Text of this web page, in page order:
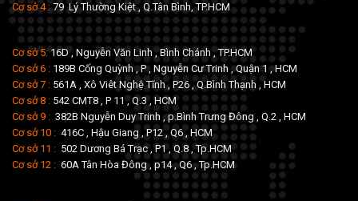
Cơ sở 4 :79 Lý Thường Kiệt , Q.Tân Bình, TP.HCM
Cơ sở 5:16D , Nguyễn Văn Linh , Bình Chánh , TP.HCM
Cơ sở 6 : 189B Cống Quỳnh , P , Nguyễn Cư Trinh , Quận 1 , HCM
Cơ sở 7 : 561A , Xô Viêt Nghệ Tĩnh , P26 , Q.Bình Thạnh , HCM
Cơ sở 8 : 542 CMT8 , P 11 , Q.3 , HCM
Cơ sở 9 : 382B Nguyễn Duy Trinh , p.Bình Trưng Đông , Q.2 , HCM
Cơ sở 10 : 416C , Hậu Giang , P12 , Q6 , HCM
Cơ sở 11 : 502 Dương Bá Trạc , P1 , Q.8 , Tp.HCM
Cơ sở 12 : 60A Tân Hòa Đông , p14 , Q6 , Tp.HCM